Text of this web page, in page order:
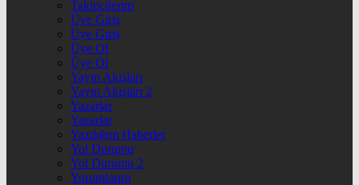
Takipçilerim
Üye Giriş
Üye Giriş
Üye Ol
Üye Ol
Yayın Akışları
Yayın Akışları 2
Yazarlar
Yazarlar
Yazdığım Haberler
Yol Durumu
Yol Durumu 2
Yorumlarım